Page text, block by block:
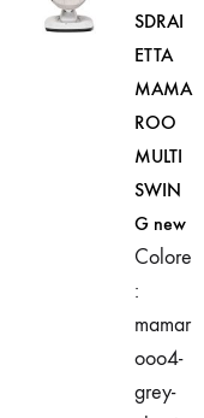
SDRAI
ETTA
MAMA
ROO
MULTI
SWIN
G new
Colore
:
mamar
ooo4-
grey-